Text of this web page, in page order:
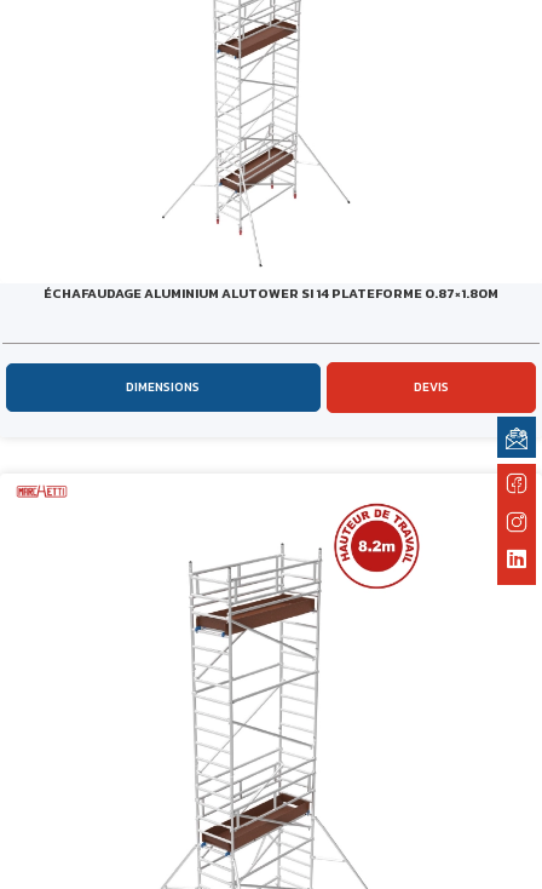
ÉCHAFAUDAGE ALUMINIUM ALUTOWER SI 14 PLATEFORME 0.87×1.80M
DIMENSIONS DEVIS